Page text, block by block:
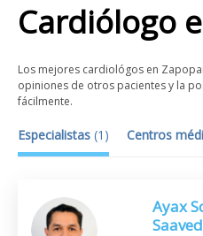
Cardiólogo
Los mejores cardiológos en
opiniones de otros pacientes y la
fácilmente.
Especialistas (1 ) Centros
Ayax